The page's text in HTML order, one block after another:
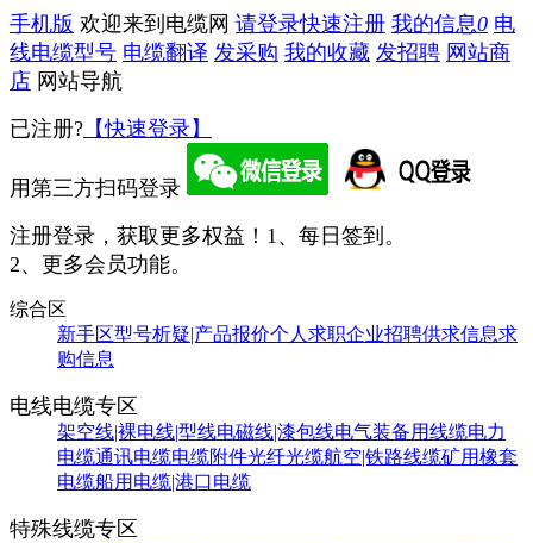
手机版 欢迎来到电缆网 请登录快速注册 我的信息0 电
线电缆型号 电缆翻译 发采购 我的收藏 发招聘 网站商
店 网站导航
已注册? 【快速登录】
用第三方扫码登录
注册登录，获取更多权益！ 1、每日签到。
2、更多会员功能。
综合区
新手区型号析疑|产品报价个人求职企业招聘供求信息求
购信息
电线电缆专区
架空线|裸电线|型线电磁线|漆包线电气装备用线缆电力
电缆通讯电缆电缆附件光纤光缆航空|铁路线缆矿用橡套
电缆船用电缆|港口电缆
特殊线缆专区